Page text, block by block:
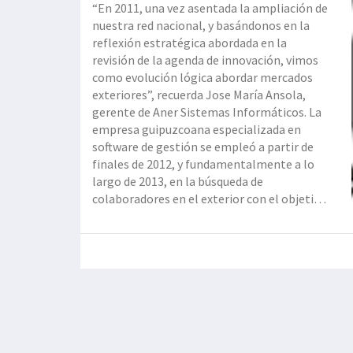
“En 2011, una vez asentada la ampliación de
nuestra red nacional, y basándonos en la
reflexión estratégica abordada en la
revisión de la agenda de innovación, vimos
como evolución lógica abordar mercados
exteriores”, recuerda Jose María Ansola,
gerente de Aner Sistemas Informáticos. La
empresa guipuzcoana especializada en
software de gestión se empleó a partir de
finales de 2012, y fundamentalmente a lo
largo de 2013, en la búsqueda de
colaboradores en el exterior con el objetivo
países latinoamericanos, inicialmente en